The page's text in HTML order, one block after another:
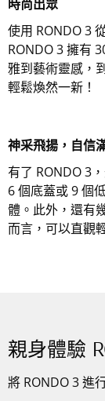
時尚出眾
使用 RONDO 3
RONDO 3 擁有
雅到藝術靈感，
輕鬆煥然一新！
神采飛揚，自信
有了 RONDO 3
6 個底蓋或 9 個
體。此外，還有
而言，可以直觀
親身體驗
將 RONDO 3 進